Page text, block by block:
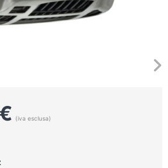
€ (iva esclusa)